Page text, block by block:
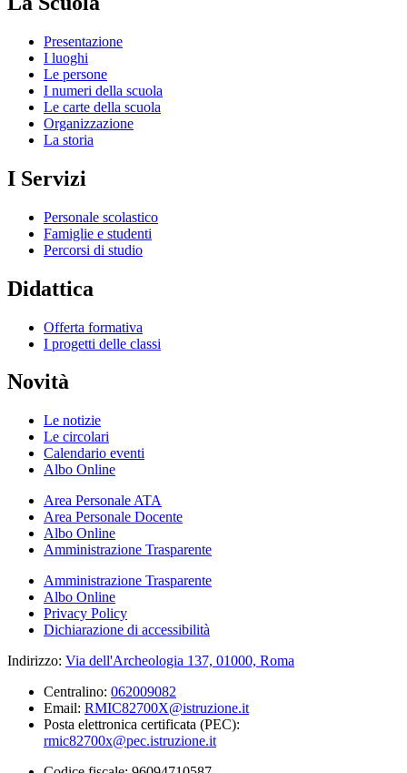
Presentazione
I luoghi
Le persone
I numeri della scuola
Le carte della scuola
Organizzazione
La storia
I Servizi
Personale scolastico
Famiglie e studenti
Percorsi di studio
Didattica
Offerta formativa
I progetti delle classi
Novità
Le notizie
Le circolari
Calendario eventi
Albo Online
Area Personale ATA
Area Personale Docente
Albo Online
Amministrazione Trasparente
Amministrazione Trasparente
Albo Online
Privacy Policy
Dichiarazione di accessibilità
Indirizzo: Via dell'Archeologia 137, 01000, Roma
Centralino: 062009082
Email: RMIC82700X@istruzione.it
Posta elettronica certificata (PEC):
rmic82700x@pec.istruzione.it